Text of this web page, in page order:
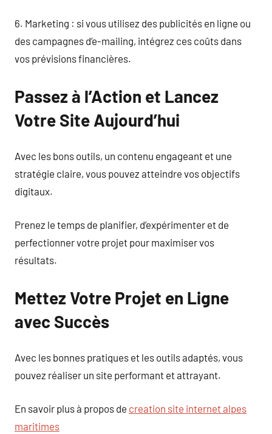
6. Marketing : si vous utilisez des publicités en ligne ou
des campagnes d’e-mailing, intégrez ces coûts dans
vos prévisions financières.
Passez à l’Action et Lancez
Votre Site Aujourd’hui
Avec les bons outils, un contenu engageant et une
stratégie claire, vous pouvez atteindre vos objectifs
digitaux.
Prenez le temps de planifier, d’expérimenter et de
perfectionner votre projet pour maximiser vos
résultats.
Mettez Votre Projet en Ligne
avec Succès
Avec les bonnes pratiques et les outils adaptés, vous
pouvez réaliser un site performant et attrayant.
En savoir plus à propos de creation site internet alpes
maritimes